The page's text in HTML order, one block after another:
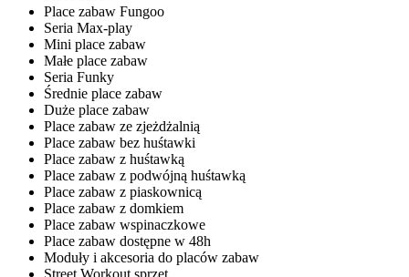
Place zabaw Fungoo
Seria Max-play
Mini place zabaw
Małe place zabaw
Seria Funky
Średnie place zabaw
Duże place zabaw
Place zabaw ze zjeżdżalnią
Place zabaw bez huśtawki
Place zabaw z huśtawką
Place zabaw z podwójną huśtawką
Place zabaw z piaskownicą
Place zabaw z domkiem
Place zabaw wspinaczkowe
Place zabaw dostępne w 48h
Moduły i akcesoria do placów zabaw
Street Workout sprzęt